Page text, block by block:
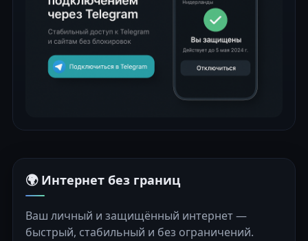
🌍 Интернет без границ
Ваш личный и защищённый интернет —
быстрый, стабильный и без ограничений.